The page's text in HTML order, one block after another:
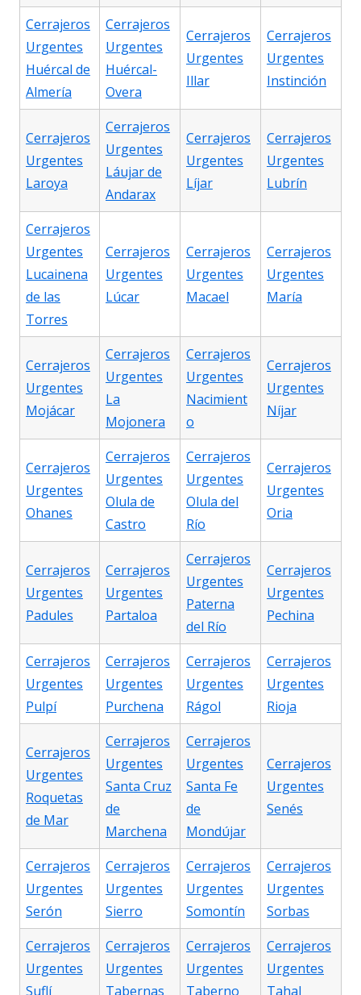
Cerrajeros
Urgentes
Huércal de
Almería
Cerrajeros
Urgentes
Huércal-
Overa
Cerrajeros
Urgentes
Illar
Cerrajeros
Urgentes
Instinción
Cerrajeros
Urgentes
Laroya
Cerrajeros
Urgentes
Láujar de
Andarax
Cerrajeros
Urgentes
Líjar
Cerrajeros
Urgentes
Lubrín
Cerrajeros
Urgentes
Lucainena
de las
Torres
Cerrajeros
Urgentes
Lúcar
Cerrajeros
Urgentes
Macael
Cerrajeros
Urgentes
María
Cerrajeros
Urgentes
Mojácar
Cerrajeros
Urgentes
La
Mojonera
Cerrajeros
Urgentes
Nacimient
o
Cerrajeros
Urgentes
Níjar
Cerrajeros
Urgentes
Ohanes
Cerrajeros
Urgentes
Olula de
Castro
Cerrajeros
Urgentes
Olula del
Río
Cerrajeros
Urgentes
Oria
Cerrajeros
Urgentes
Padules
Cerrajeros
Urgentes
Partaloa
Cerrajeros
Urgentes
Paterna
del Río
Cerrajeros
Urgentes
Pechina
Cerrajeros
Urgentes
Pulpí
Cerrajeros
Urgentes
Purchena
Cerrajeros
Urgentes
Rágol
Cerrajeros
Urgentes
Rioja
Cerrajeros
Urgentes
Roquetas
de Mar
Cerrajeros
Urgentes
Santa Cruz
de
Marchena
Cerrajeros
Urgentes
Santa Fe
de
Mondújar
Cerrajeros
Urgentes
Senés
Cerrajeros
Urgentes
Serón
Cerrajeros
Urgentes
Sierro
Cerrajeros
Urgentes
Somontín
Cerrajeros
Urgentes
Sorbas
Cerrajeros
Urgentes
Suflí
Cerrajeros
Urgentes
Tabernas
Cerrajeros
Urgentes
Taberno
Cerrajeros
Urgentes
Tahal